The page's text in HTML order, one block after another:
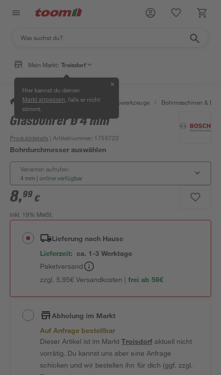
Mein Markt: Troisdorf
Hier kannst du deinen
Markt anpassen , falls er nicht
stimmt.
✕
/ Werkstatt & Maschinen / Elektrowerkzeuge / Bohrmaschinen &
Glasbohrer Ø 4 mm
Produktdetails | Artikelnummer: 1756722
Bohrdurchmesser auswählen
Varianten aufrufen:
4 mm | online verfügbar
8,99 €
inkl. 19% MwSt.
Lieferung nach Hause
Lieferzeit: ca. 1-3 Werktage
Paketversand
zzgl. 5,95€ Versandkosten | frei ab 59€
Abholung im Markt
Auf Anfrage bestellbar
Dieser Artikel ist im MarktTroisdorfaktuell nicht
vorrätig. Du kannst uns aber eine Anfrage
schicken und wir bestellen ihn für dich (ggf. zzgl.